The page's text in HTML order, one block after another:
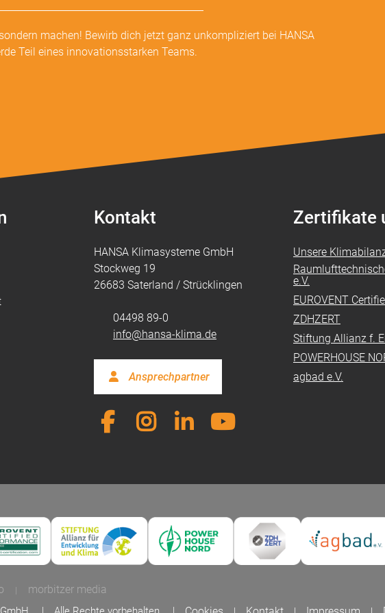
machen! Bewirb dich jetzt ganz unkompliziert bei HANSA
Teil eines innovationsstarken Teams.
Kontakt
HANSA Klimasysteme GmbH
Stockweg 19
26683 Saterland / Strücklingen
04498 89-0
info@hansa-klima.de
Ansprechpartner
Zertifikate
Unsere
e.V.
EUROVENT
ZDHZERT
Stiftung Allianz f.
POWERHOUSE
agbad e.V.
| morbitzer media